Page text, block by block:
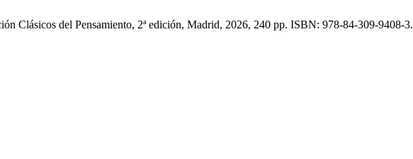
Clásicos del Pensamiento, 2ª edición, Madrid, 2026, 240 pp. ISBN: 978-84-309-9408-3.